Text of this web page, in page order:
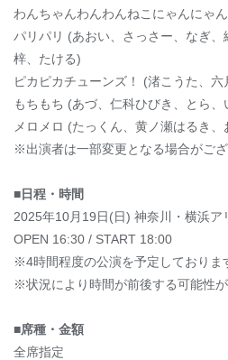
わんちゃんわんわんねこにゃんにゃん
パリパリ (あおい、さっさー、なぎ
梓、たける)
ピカピカチューンズ！ (渚こうた、
もちもち (あづ、仁科ひびき、とら、
メロメロ (たっくん、黄ノ瀬はるき、
※出演者は一部変更となる場合がござ
■日程・時間
2025年10月19日(日) 神奈川・横浜ア
OPEN 16:30 / START 18:00
※4時間程度の公演を予定しておりま
※状況により時間が前後する可能性が
■席種・金額
全席指定